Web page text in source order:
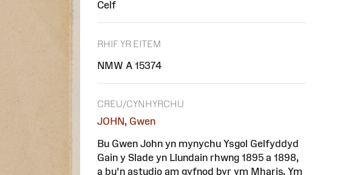
Celf
RHIF YR EITEM
NMW A 15374
CREU/CYNHYRCHU
JOHN, Gwen
Bu Gwen John yn mynychu Ysgol Gelfyddyd
Gain y Slade yn Llundain rhwng 1895 a 1898,
a bu'n astudio am gyfnod byr ym Mharis. Ym